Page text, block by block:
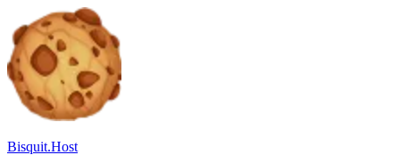
Bisquit.Host